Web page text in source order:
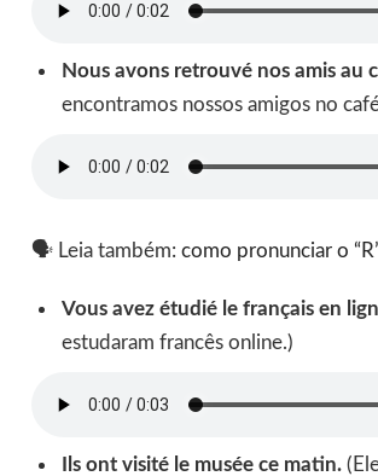
Nous avons retrouvé nos amis au
encontramos nossos amigos no
🗣 Leia também: como pronunciar o
Vous avez étudié le français en
estudaram francês online.)
Ils ont visité le musée ce matin.